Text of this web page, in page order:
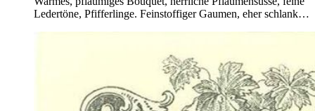
Ledertöne, Pfifferlinge. Feinstoffiger Gaumen, eher schlank…